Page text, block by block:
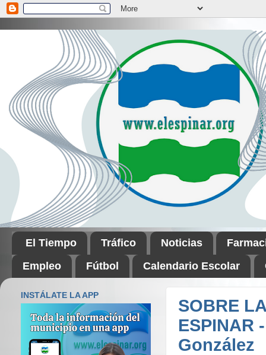
El Tiempo Tráfico Noticias
Empleo
Fútbol Calendario Escolar
SOBRE
ESPINAR
González
INSTÁLATE LA APP